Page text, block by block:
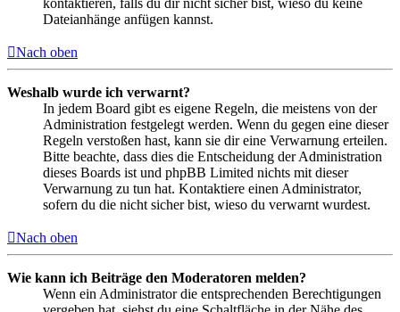
Dateianhänge anfügen kannst.
Nach oben
Weshalb wurde ich verwarnt?
In jedem Board gibt es eigene Regeln, die meistens von der
Administration festgelegt werden. Wenn du gegen eine dieser
Regeln verstoßen hast, kann sie dir eine Verwarnung erteilen.
Bitte beachte, dass dies die Entscheidung der Administration
dieses Boards ist und phpBB Limited nichts mit dieser
Verwarnung zu tun hat. Kontaktiere einen Administrator,
sofern du die nicht sicher bist, wieso du verwarnt wurdest.
Nach oben
Wie kann ich Beiträge den Moderatoren melden?
Wenn ein Administrator die entsprechenden Berechtigungen